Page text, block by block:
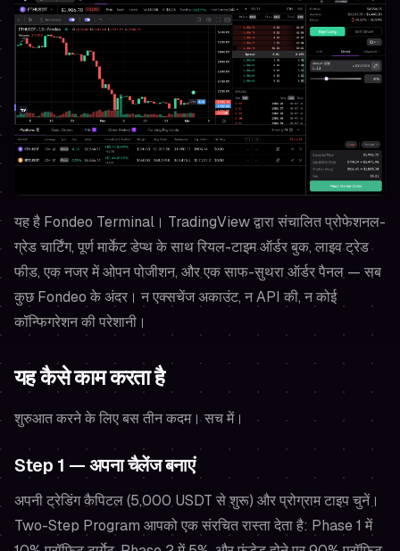
यह है Fondeo Terminal। TradingView द्वारा संचालित प्रोफेशनल-
ग्रेड चार्टिंग, पूर्ण मार्केट डेप्थ के साथ रियल-टाइम ऑर्डर बुक, लाइव ट्रेड
फीड, एक नजर में ओपन पोजीशन, और एक साफ-सुथरा ऑर्डर पैनल — सब
कुछ Fondeo के अंदर। न एक्सचेंज अकाउंट, न API की, न कोई
कॉन्फिगरेशन की परेशानी।
यह कैसे काम करता है
शुरुआत करने के लिए बस तीन कदम। सच में।
Step 1 — अपना चैलेंज बनाएं
अपनी ट्रेडिंग कैपिटल (5,000 USDT से शुरू) और प्रोग्राम टाइप चुनें।
Two-Step Program आपको एक संरचित रास्ता देता है: Phase 1 में